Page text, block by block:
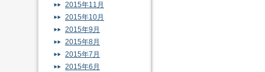
2015年11月
2015年10月
2015年9月
2015年8月
2015年7月
2015年6月